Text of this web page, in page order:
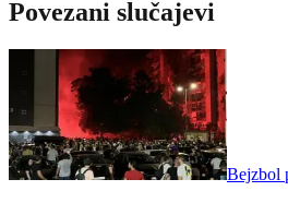
Povezani slučajevi
Bejzbol